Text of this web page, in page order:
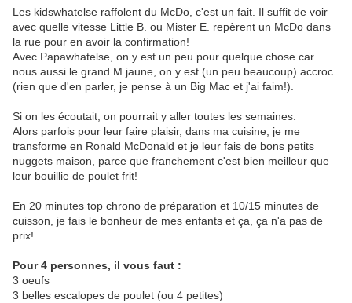
Les kidswhatelse raffolent du McDo, c'est un fait. Il suffit de voir
avec quelle vitesse Little B. ou Mister E. repèrent un McDo dans
la rue pour en avoir la confirmation!
Avec Papawhatelse, on y est un peu pour quelque chose car
nous aussi le grand M jaune, on y est (un peu beaucoup) accroc
(rien que d'en parler, je pense à un Big Mac et j'ai faim!).
Si on les écoutait, on pourrait y aller toutes les semaines.
Alors parfois pour leur faire plaisir, dans ma cuisine, je me
transforme en Ronald McDonald et je leur fais de bons petits
nuggets maison, parce que franchement c'est bien meilleur que
leur bouillie de poulet frit!
En 20 minutes top chrono de préparation et 10/15 minutes de
cuisson, je fais le bonheur de mes enfants et ça, ça n'a pas de
prix!
Pour 4 personnes, il vous faut :
3 oeufs
3 belles escalopes de poulet (ou 4 petites)